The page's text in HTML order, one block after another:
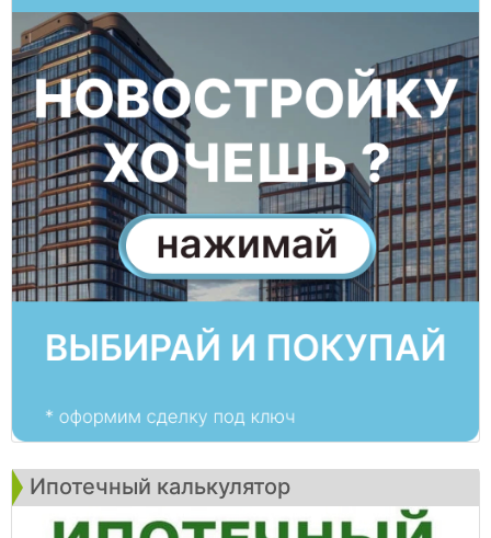
Ипотечный калькулятор